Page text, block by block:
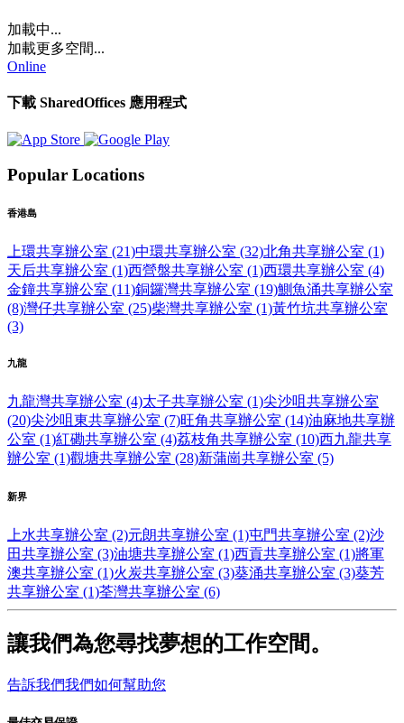
加載中...
加載更多空間...
Online
下載 SharedOffices 應用程式
Popular Locations
香港島
上環共享辦公室 (21)中環共享辦公室 (32)北角共享辦公室 (1)
天后共享辦公室 (1)西營盤共享辦公室 (1)西環共享辦公室 (4)
金鐘共享辦公室 (11)銅鑼灣共享辦公室 (19)鰂魚涌共享辦公室
(8)灣仔共享辦公室 (25)柴灣共享辦公室 (1)黃竹坑共享辦公室
(3)
九龍
九龍灣共享辦公室 (4)太子共享辦公室 (1)尖沙咀共享辦公室
(20)尖沙咀東共享辦公室 (7)旺角共享辦公室 (14)油麻地共享辦
公室 (1)紅磡共享辦公室 (4)荔枝角共享辦公室 (10)西九龍共享
辦公室 (1)觀塘共享辦公室 (28)新蒲崗共享辦公室 (5)
新界
上水共享辦公室 (2)元朗共享辦公室 (1)屯門共享辦公室 (2)沙
田共享辦公室 (3)油塘共享辦公室 (1)西貢共享辦公室 (1)將軍
澳共享辦公室 (1)火炭共享辦公室 (3)葵涌共享辦公室 (3)葵芳
共享辦公室 (1)荃灣共享辦公室 (6)
讓我們為您尋找夢想的工作空間。
告訴我們我們如何幫助您